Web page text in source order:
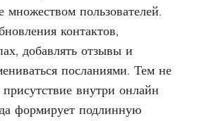
пользователей.
контактов,
добавлять отзывы и
посланиями. Тем не
внутри онлайн
формирует подлинную